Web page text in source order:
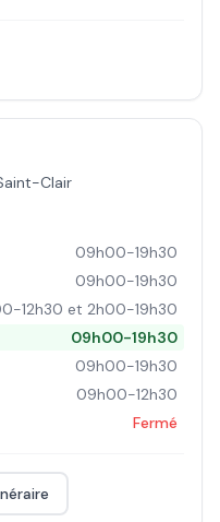
Clair
09h00-19h30
09h00-19h30
12h30 et 2h00-19h30
09h00-19h30
09h00-19h30
09h00-12h30
Fermé